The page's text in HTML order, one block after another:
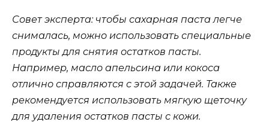
Совет эксперта: чтобы сахарная паста легче
снималась, можно использовать специальные
продукты для снятия остатков пасты.
Например, масло апельсина или кокоса
отлично справляются с этой задачей. Также
рекомендуется использовать мягкую щеточку
для удаления остатков пасты с кожи.